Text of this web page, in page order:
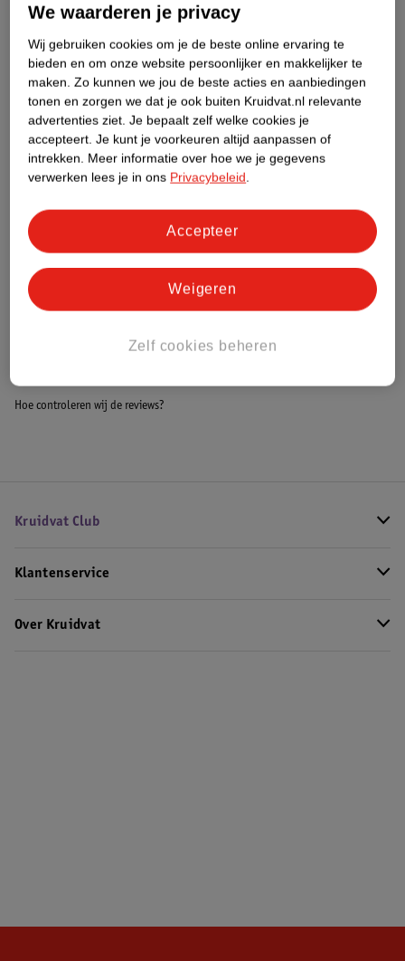
Over dit product
Productinformatie
Nature Impact Score
Dit product heeft (nog) geen Nature
Impact Score.
Meer informatie
Bestel & Bezorginformatie
Hoe controleren wij de reviews?
Kruidvat Club
Klantenservice
Over Kruidvat
We waarderen je privacy
Wij gebruiken cookies om je de beste online ervaring te
bieden en om onze website persoonlijker en makkelijker te
maken. Zo kunnen we jou de beste acties en aanbiedingen
tonen en zorgen we dat je ook buiten Kruidvat.nl relevante
advertenties ziet. Je bepaalt zelf welke cookies je
accepteert. Je kunt je voorkeuren altijd aanpassen of
intrekken. Meer informatie over hoe we je gegevens
verwerken lees je in ons Privacybeleid.
Zelf cookies beheren
Weigeren
Accepteer